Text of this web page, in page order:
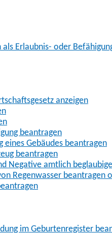
Erlaubnis- oder
anzeigen
beantragen
eines Gebäudes beantragen
beantragen
Negative amtlich
Regenwasser beantragen
im Geburtenregister